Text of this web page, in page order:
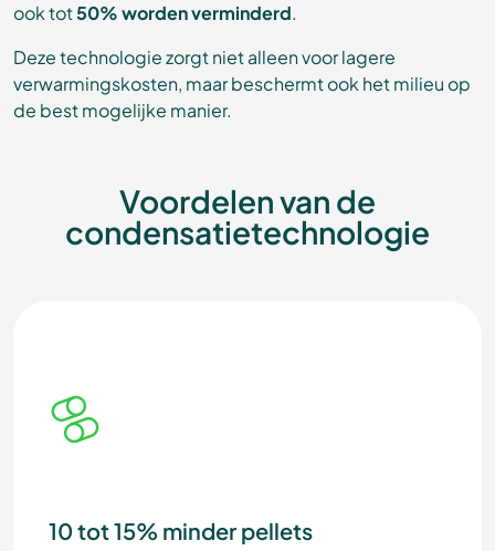
ook tot50% worden verminderd.
Deze technologie zorgt niet alleen voor lagere
verwarmingskosten, maar beschermt ook het milieu op
de best mogelijke manier.
Voordelen van de
condensatietechnologie
10 tot 15% minder pellets